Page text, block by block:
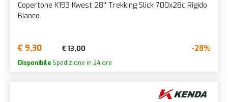
Copertone K193 Kwest 28'' Trekking Slick 700x28c Rigido
Bianco
€ 9,30 € 13,00 -28%
Disponibile Spedizione in 24 ore